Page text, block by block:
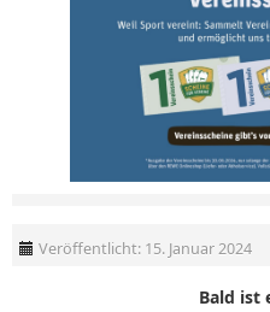
Veröffentlicht: 15. Januar 2024
Bald ist